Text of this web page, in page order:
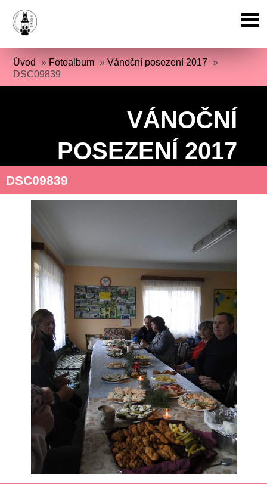
Úvod » Fotoalbum »Vánoční posezení 2017 »
DSC09839
VÁNOČNÍ
POSEZENÍ 2017
DSC09839